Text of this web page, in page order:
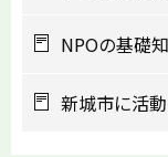
NPOの基礎
新城市に活